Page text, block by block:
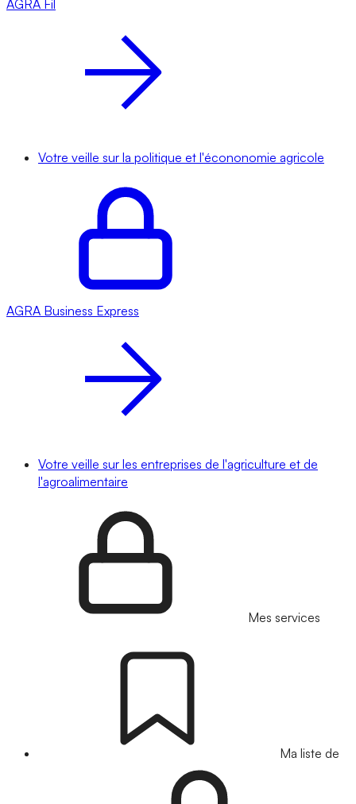
AGRA Fil
Votre veille sur la politique et l'écononomie agricole
AGRA Business Express
Votre veille sur les entreprises de l'agriculture et de
l'agroalimentaire
Mes services
Ma liste de